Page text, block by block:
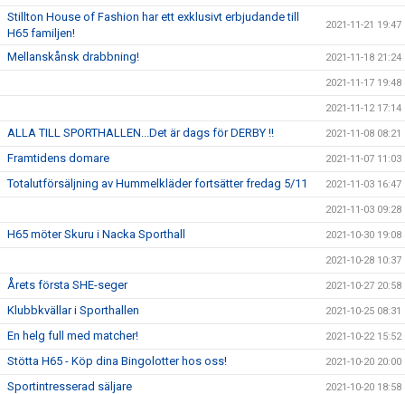
Stillton House of Fashion har ett exklusivt erbjudande till
H65 familjen!
2021-11-21 19:47
Mellanskånsk drabbning! 2021-11-18 21:24
2021-11-17 19:48
2021-11-12 17:14
ALLA TILL SPORTHALLEN...Det är dags för DERBY !! 2021-11-08 08:21
Framtidens domare 2021-11-07 11:03
Totalutförsäljning av Hummelkläder fortsätter fredag 5/11 2021-11-03 16:47
2021-11-03 09:28
H65 möter Skuru i Nacka Sporthall 2021-10-30 19:08
2021-10-28 10:37
Årets första SHE-seger 2021-10-27 20:58
Klubbkvällar i Sporthallen 2021-10-25 08:31
En helg full med matcher! 2021-10-22 15:52
Stötta H65 - Köp dina Bingolotter hos oss! 2021-10-20 20:00
Sportintresserad säljare 2021-10-20 18:58